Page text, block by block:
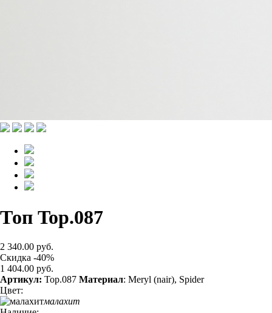
Топ Top.087
2 340.00 руб.
Скидка -40%
1 404.00 руб.
Артикул: Top.087 Материал: Meryl (nair), Spider
Цвет:
малахит